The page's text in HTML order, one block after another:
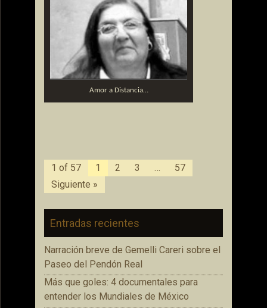
Amor a Distancia…
1 of 57 1 2 3 …
57
Siguiente »
Entradas recientes
Narración breve de Gemelli Careri sobre el
Paseo del Pendón Real
Más que goles: 4 documentales para
entender los Mundiales de México